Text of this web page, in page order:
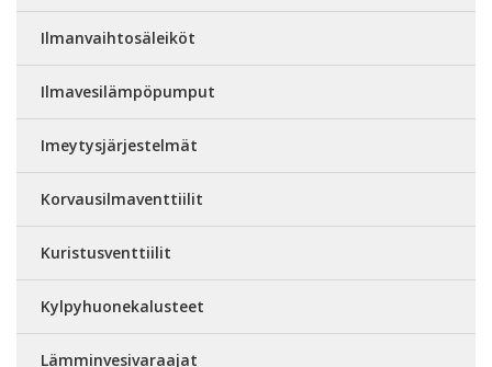
Ilmanvaihtosäleiköt
Ilmavesilämpöpumput
Imeytysjärjestelmät
Korvausilmaventtiilit
Kuristusventtiilit
Kylpyhuonekalusteet
Lämminvesivaraajat